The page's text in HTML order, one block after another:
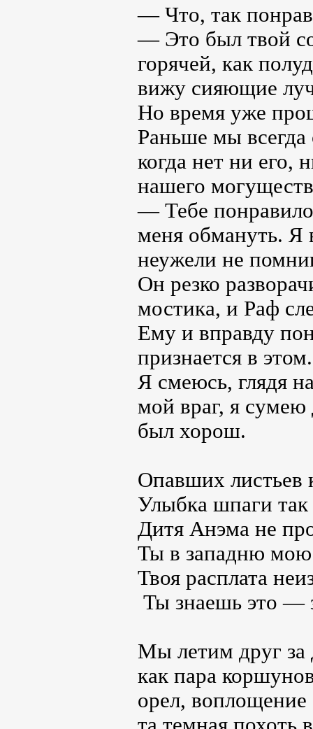
— Что, так
— Это был твой
горячей, как
вижу сияющие
Но время уже
Раньше мы всегда
когда нет ни его,
нашего
— Тебе
меня обмануть. Я
неужели не
Он резко
мостика, и Раф
Ему и вправду
признается в этом.
Я смеюсь, глядя
мой враг, я сумею
был хорош.
Опавших листьев
Улыбка шпаги
Дитя Анэма не
Ты в западню
Твоя расплата
Ты знаешь это —
Мы летим друг за
как пара
орел, воплощение